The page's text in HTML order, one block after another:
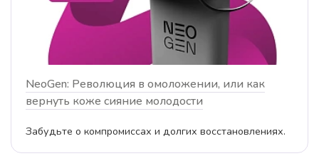
NeoGen: Революция в омоложении, или как
вернуть коже сияние молодости
Забудьте о компромиссах и долгих восстановлениях.